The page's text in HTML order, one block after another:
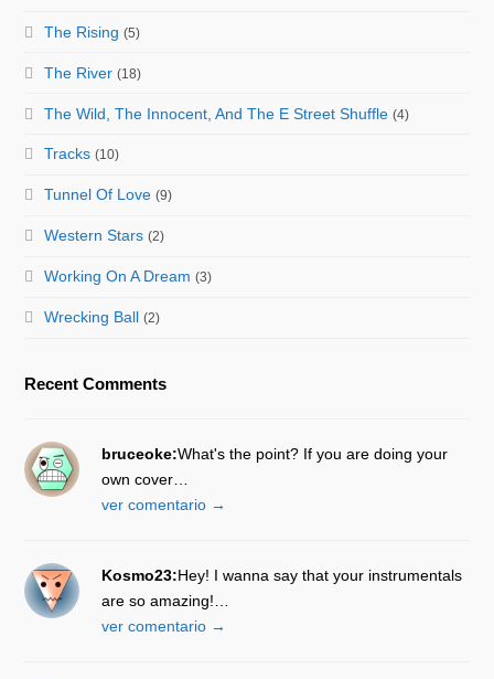
The Rising (5)
The River (18)
The Wild, The Innocent, And The E Street Shuffle (4)
Tracks (10)
Tunnel Of Love (9)
Western Stars (2)
Working On A Dream (3)
Wrecking Ball (2)
Recent Comments
bruceoke:What's the point? If you are doing your
own cover…
ver comentario →
Kosmo23:Hey! I wanna say that your instrumentals
are so amazing!…
ver comentario →